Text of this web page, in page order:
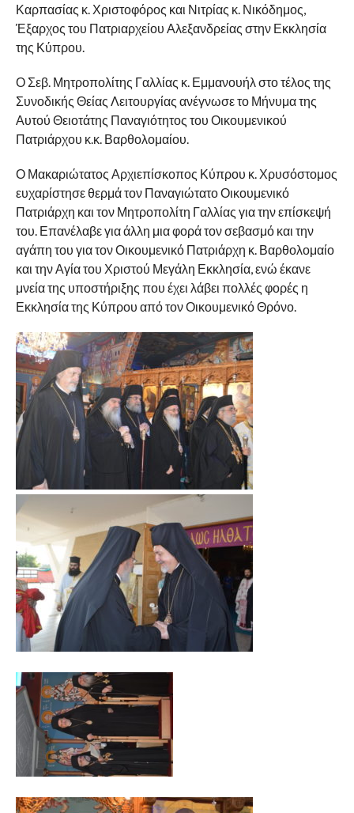
Καρπασίας κ. Χριστοφόρος και Νιτρίας κ. Νικόδημος,
Έξαρχος του Πατριαρχείου Αλεξανδρείας στην Εκκλησία
της Κύπρου.
Ο Σεβ. Μητροπολίτης Γαλλίας κ. Εμμανουήλ στο τέλος της
Συνοδικής Θείας Λειτουργίας ανέγνωσε το Μήνυμα της
Αυτού Θειοτάτης Παναγιότητος του Οικουμενικού
Πατριάρχου κ.κ. Βαρθολομαίου.
Ο Μακαριώτατος Αρχιεπίσκοπος Κύπρου κ. Χρυσόστομος
ευχαρίστησε θερμά τον Παναγιώτατο Οικουμενικό
Πατριάρχη και τον Μητροπολίτη Γαλλίας για την επίσκεψή
του. Επανέλαβε για άλλη μια φορά τον σεβασμό και την
αγάπη του για τον Οικουμενικό Πατριάρχη κ. Βαρθολομαίο
και την Αγία του Χριστού Μεγάλη Εκκλησία, ενώ έκανε
μνεία της υποστήριξης που έχει λάβει πολλές φορές η
Εκκλησία της Κύπρου από τον Οικουμενικό Θρόνο.